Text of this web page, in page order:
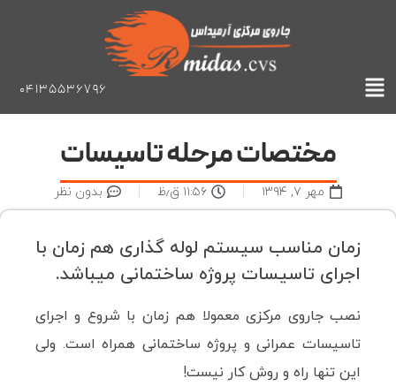
04135536796
مختصات مرحله تاسیسات
مهر ۷, ۱۳۹۴ ۱۱:۵۶ ق٫ظ بدون نظر
زمان مناسب سیستم لوله گذاری هم زمان با
اجرای تاسیسات پروژه ساختمانی میباشد.
نصب جاروی مرکزی معمولا هم زمان با شروع و اجرای
تاسیسات عمرانی و پروژه ساختمانی همراه است. ولی
این تنها راه و روش کار نیست!